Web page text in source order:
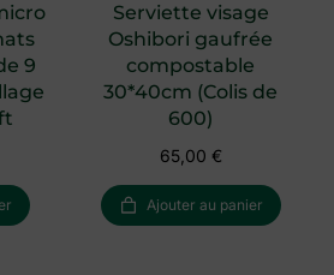
9
Serviette visage
Oshibori gaufrée
compostable
30*40cm (Colis de
600)
65,00 €
Ajouter au panier